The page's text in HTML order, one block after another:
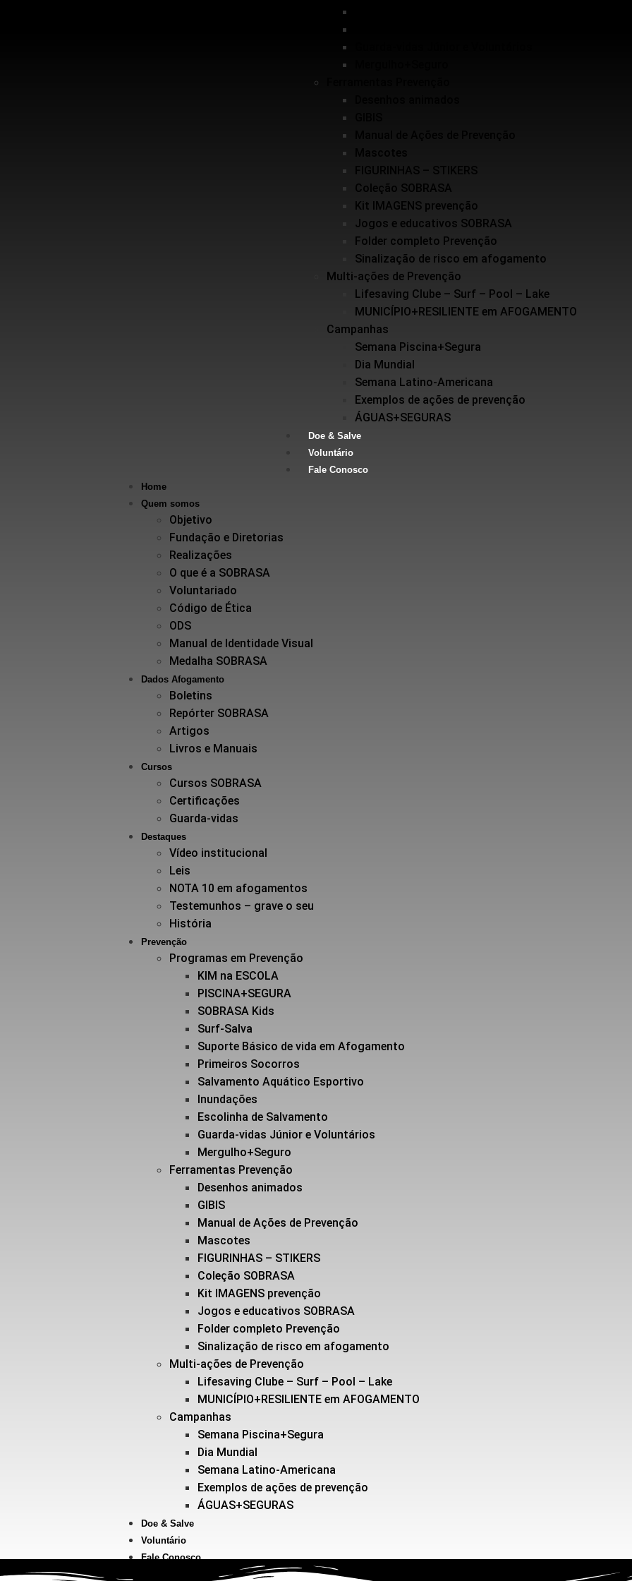
FIGURINHAS – STIKERS
Coleção SOBRASA
Kit IMAGENS prevenção
Jogos e educativos SOBRASA
Folder completo Prevenção
Sinalização de risco em afogamento
Multi-ações de Prevenção
Lifesaving Clube – Surf – Pool – Lake
MUNICÍPIO+RESILIENTE em AFOGAMENTO
Campanhas
Semana Piscina+Segura
Dia Mundial
Semana Latino-Americana
Exemplos de ações de prevenção
ÁGUAS+SEGURAS
Doe & Salve
Voluntário
Fale Conosco
Home
Quem somos
Objetivo
Fundação e Diretorias
Realizações
O que é a SOBRASA
Voluntariado
Código de Ética
ODS
Manual de Identidade Visual
Medalha SOBRASA
Dados Afogamento
Boletins
Repórter SOBRASA
Artigos
Livros e Manuais
Cursos
Cursos SOBRASA
Certificações
Guarda-vidas
Destaques
Vídeo institucional
Leis
NOTA 10 em afogamentos
Testemunhos – grave o seu
História
Prevenção
Programas em Prevenção
KIM na ESCOLA
PISCINA+SEGURA
SOBRASA Kids
Surf-Salva
Suporte Básico de vida em Afogamento
Primeiros Socorros
Salvamento Aquático Esportivo
Inundações
Escolinha de Salvamento
Guarda-vidas Júnior e Voluntários
Mergulho+Seguro
Ferramentas Prevenção
Desenhos animados
GIBIS
Manual de Ações de Prevenção
Mascotes
FIGURINHAS – STIKERS
Coleção SOBRASA
Kit IMAGENS prevenção
Jogos e educativos SOBRASA
Folder completo Prevenção
Sinalização de risco em afogamento
Multi-ações de Prevenção
Lifesaving Clube – Surf – Pool – Lake
MUNICÍPIO+RESILIENTE em AFOGAMENTO
Campanhas
Semana Piscina+Segura
Dia Mundial
Semana Latino-Americana
Exemplos de ações de prevenção
ÁGUAS+SEGURAS
Doe & Salve
Voluntário
Fale Conosco